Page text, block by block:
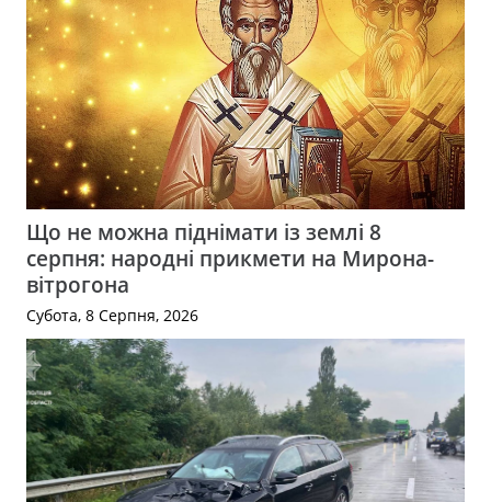
Що не можна піднімати із землі 8
серпня: народні прикмети на Мирона-
вітрогона
Субота, 8 Серпня, 2026